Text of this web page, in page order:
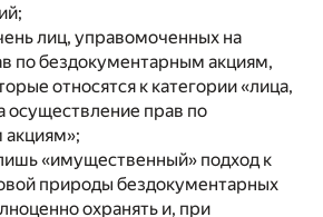
лиц, управомоченных на
по бездокументарным акциям,
относятся к категории «лица,
прав по
лишь «имущественный» подход к
природы бездокументарных
охранять и, при